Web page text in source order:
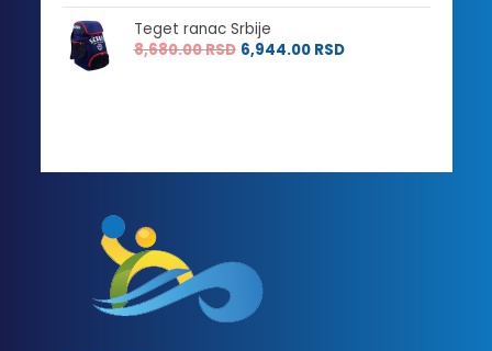
Teget ranac Srbije
8,680.00RSD 6,944.00 RSD